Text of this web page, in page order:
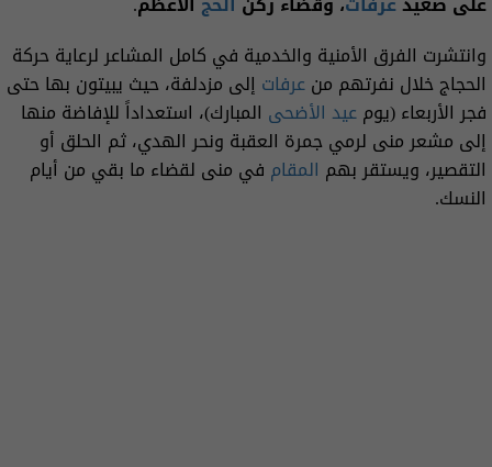
وانتشرت الفرق الأمنية والخدمية في كامل المشاعر لرعاية حركة
الحجاج خلال نفرتهم منعرفات إلى مزدلفة، حيث يبيتون بها حتى
فجر الأربعاء (يومعيد الأضحى المبارك)، استعداداً للإفاضة منها
إلى مشعر منى لرمي جمرة العقبة ونحر الهدي، ثم الحلق أو
التقصير، ويستقر بهم المقام في منى لقضاء ما بقي من أيام
النسك.